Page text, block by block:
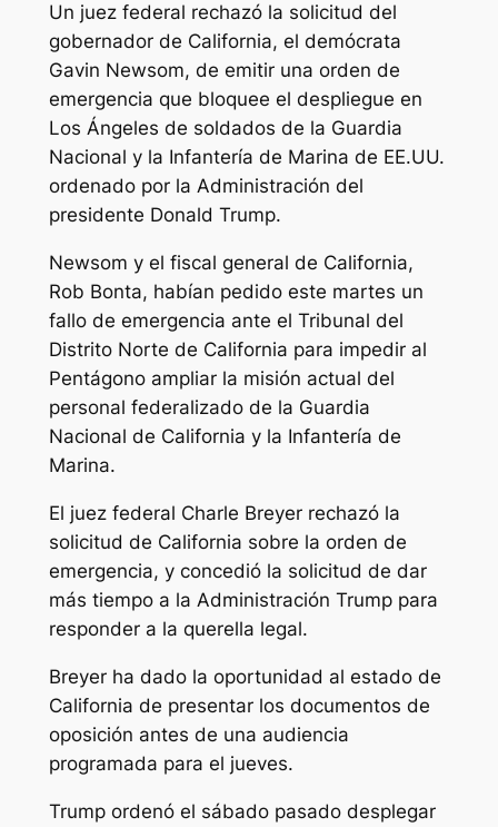
Un juez federal rechazó la solicitud del
gobernador de California, el demócrata
Gavin Newsom, de emitir una orden de
emergencia que bloquee el despliegue en
Los Ángeles de soldados de la Guardia
Nacional y la Infantería de Marina de EE.UU.
ordenado por la Administración del
presidente Donald Trump.
Newsom y el fiscal general de California,
Rob Bonta, habían pedido este martes un
fallo de emergencia ante el Tribunal del
Distrito Norte de California para impedir al
Pentágono ampliar la misión actual del
personal federalizado de la Guardia
Nacional de California y la Infantería de
Marina.
El juez federal Charle Breyer rechazó la
solicitud de California sobre la orden de
emergencia, y concedió la solicitud de dar
más tiempo a la Administración Trump para
responder a la querella legal.
Breyer ha dado la oportunidad al estado de
California de presentar los documentos de
oposición antes de una audiencia
programada para el jueves.
Trump ordenó el sábado pasado desplegar